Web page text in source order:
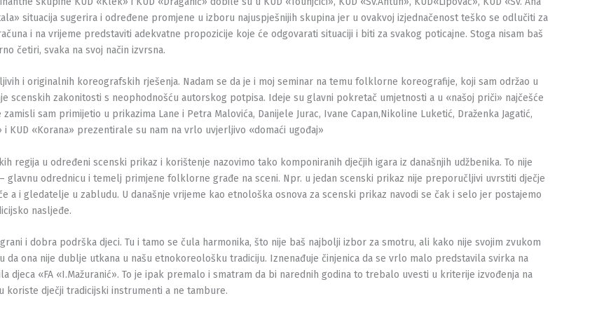
situacija sugerira i određene promjene u izboru najuspješnijih skupina jer u ovakvoj izjednačenost teško se odlučiti za
i na vrijeme predstaviti adekvatne propozicije koje će odgovarati situaciji i biti za svakog poticajne. Stoga nisam baš
četiri, svaka na svoj način izvrsna.
i originalnih koreografskih rješenja. Nadam se da je i moj seminar na temu folklorne koreografije, koji sam održao u
scenskih zakonitosti s neophodnošću autorskog potpisa. Ideje su glavni pokretač umjetnosti a u «našoj priči» najčešće
sam primijetio u prikazima Lane i Petra Malovića, Danijele Jurac, Ivane Capan,Nikoline Luketić, Draženka Jagatić,
i KUD «Korana» prezentirale su nam na vrlo uvjerljivo «domaći ugođaj»
regija u određeni scenski prikaz i korištenje nazovimo tako komponiranih dječjih igara iz današnjih udžbenika. To nije
odrednicu i temelj primjene folklorne građe na sceni. Npr. u jedan scenski prikaz nije preporučljivi uvrstiti dječje
a i gledatelje u zabludu. U današnje vrijeme kao etnološka osnova za scenski prikaz navodi se čak i selo jer postajemo
nasljeđe.
i dobra podrška djeci. Tu i tamo se čula harmonika, što nije baš najbolji izbor za smotru, ali kako nije svojim zvukom
ona nije dublje utkana u našu etnokoreološku tradiciju. Iznenađuje činjenica da se vrlo malo predstavila svirka na
djeca «FA «I.Mažuranić». To je ipak premalo i smatram da bi narednih godina to trebalo uvesti u kriterije izvođenja na
dječji tradicijski instrumenti a ne tambure.